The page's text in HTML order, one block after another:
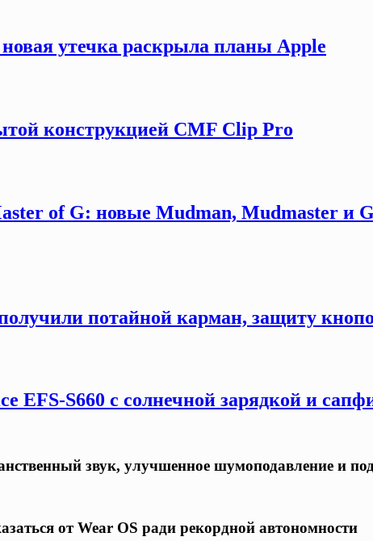
утечка раскрыла планы Apple
конструкцией CMF Clip Pro
of G: новые Mudman, Mudmaster и
потайной карман, защиту
EFS-S660 с солнечной зарядкой и
звук, улучшенное шумоподавление и
от Wear OS ради рекордной автономности